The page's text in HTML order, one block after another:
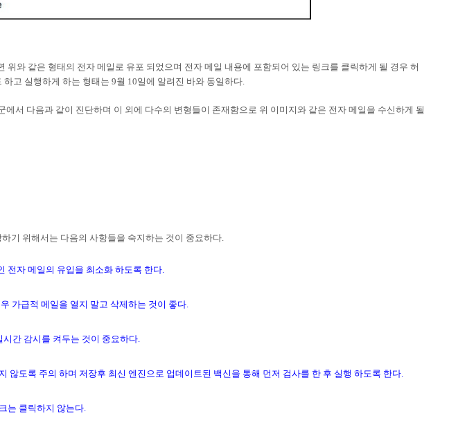
위와 같은 형태의 전자 메일로 유포 되었으며 전자 메일 내용에 포함되어 있는 링크를 클릭하게 될 경우 허
고 실행하게 하는 형태는 9월 10일에 알려진 바와 동일하다.
서 다음과 같이 진단하며 이 외에 다수의 변형들이 존재함으로 위 이미지와 같은 전자 메일을 수신하게 될
기 위해서는 다음의 사항들을 숙지하는 것이 중요하다.
전자 메일의 유입을 최소화 하도록 한다.
가급적 메일을 열지 말고 삭제하는 것이 좋다.
간 감시를 켜두는 것이 중요하다.
않도록 주의 하며 저장후 최신 엔진으로 업데이트된 백신을 통해 먼저 검사를 한 후 실행 하도록 한다.
는 클릭하지 않는다.